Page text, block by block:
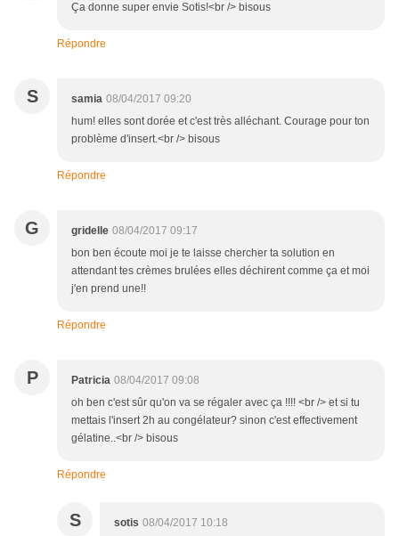
Ça donne super envie Sotis!<br /> bisous
Répondre
S samia 08/04/2017 09:20
hum! elles sont dorée et c'est très alléchant. Courage pour ton
problème d'insert.<br /> bisous
Répondre
G gridelle 08/04/2017 09:17
bon ben écoute moi je te laisse chercher ta solution en
attendant tes crèmes brulées elles déchirent comme ça et moi
j'en prend une!!
Répondre
P Patricia 08/04/2017 09:08
oh ben c'est sûr qu'on va se régaler avec ça !!!! <br /> et si tu
mettais l'insert 2h au congélateur? sinon c'est effectivement
gélatine..<br /> bisous
Répondre
S sotis 08/04/2017 10:18